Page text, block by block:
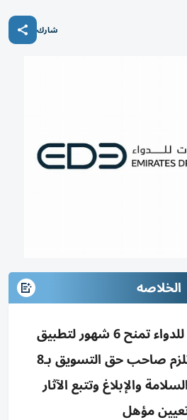
شارك
الخلاصه
مؤسسة الإمارات للدواء تمنح 6 شهور لتطبيق
اليقظة الدوائية وتلزم صاحب حق التسويق بـ8
والإبلاغ وتتبع الآثار
مؤهل